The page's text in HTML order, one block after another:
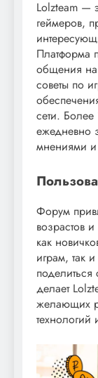
Lolzteam —
геймеров,
Платформа
общения
советы по
сети.
ежедневно
мнениями и
Форум
возрастов
как
играм, так
делает
желающих
технологий